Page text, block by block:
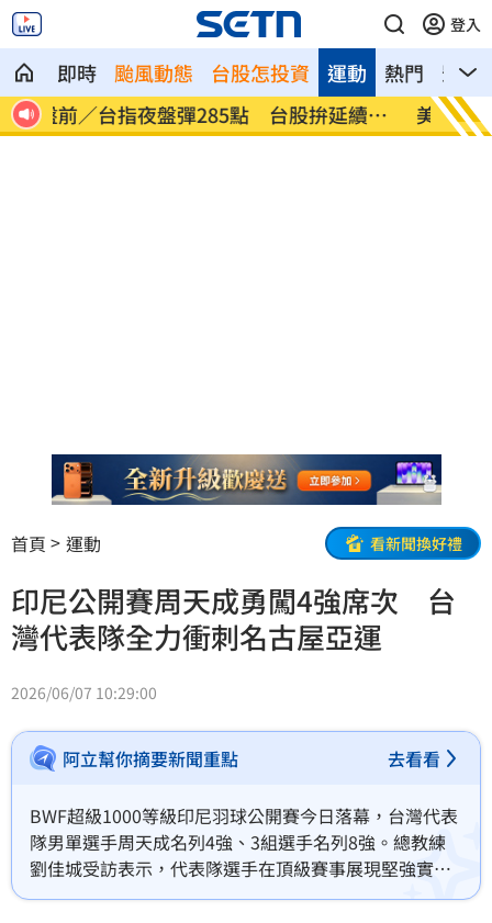
登入
即時 颱風動態 台股怎投資 熱門 影音
運動
美股多收黑！道瓊跌464點 費半小漲39
點
今迎
首頁 運動 看新聞換好禮
印尼公開賽周天成勇闖4強席次 台
灣代表隊全力衝刺名古屋亞運
2026/06/07 10:29:00
阿立幫你摘要新聞重點 去看看
BWF超級1000等級印尼羽球公開賽今日落幕，台灣代表
隊男單選手周天成名列4強、3組選手名列8強。總教練
劉佳城受訪表示，代表隊選手在頂級賽事展現堅強實
力，接下來將全力衝刺9月的名古屋亞運。